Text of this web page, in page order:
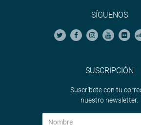
SÍGUENOS
SUSCRIPCIÓN
Suscríbete con tu
nuestro newsletter.